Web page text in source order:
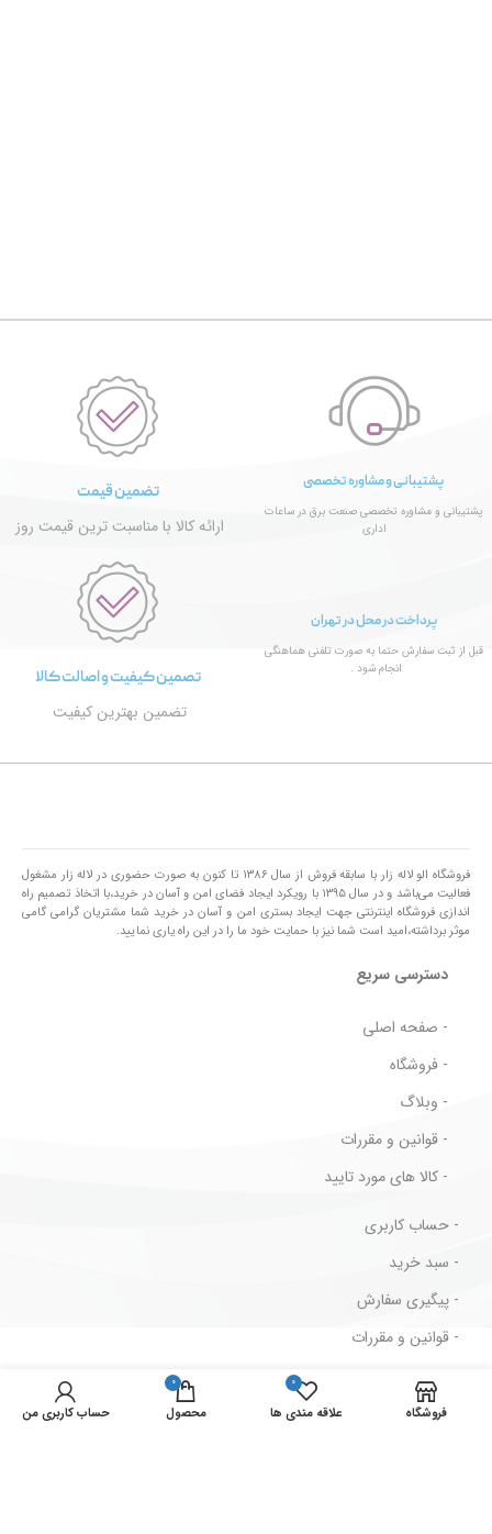
پشتیبانی و مشاوره تخصصی
پشتیبانی و مشاوره تخصصی صنعت برق در ساعات
اداری
تضمین قیمت
ارائه کالا با مناسبت ترین قیمت روز
پرداخت در محل در تهران
قبل از ثبت سفارش حتما به صورت تلفنی هماهنگی
انجام شود .
تصمین کیفیت و اصالت کالا
تضمین بهترین کیفیت
فروشگاه الو لاله زار با سابقه فروش از سال ۱۳۸۶ تا کنون به صورت حضوری در لاله زار مشغول
فعالیت می‌باشد و در سال ۱۳۹۵ با رویکرد ایجاد فضای امن و آسان در خرید،با اتخاذ تصمیم راه
اندازی فروشگاه اینترنتی جهت ایجاد بستری امن و آسان در خرید شما مشتریان گرامی گامی
موثر برداشته،امید است شما نیز با حمایت خود ما را در این راه یاری نمایید.
دسترسی سریع
- صفحه اصلی
- فروشگاه
- وبلاگ
- قوانین و مقررات
- کالا های مورد تایید
- حساب کاربری
- سبد خرید
- پیگیری سفارش
- قوانین و مقررات
مسیرهای ارتباطی
فروشگاه
0
علاقه مندی ها
0
محصول حساب کاربری من